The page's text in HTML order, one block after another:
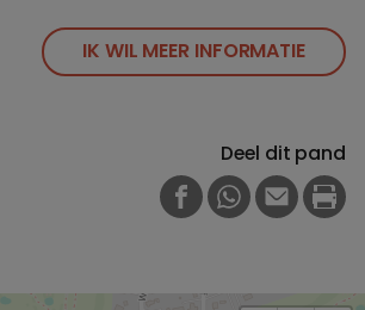
IK WIL MEER INFORMATIE
Deel dit pand
FACEBOOK
WHATSAPP
E-MAIL